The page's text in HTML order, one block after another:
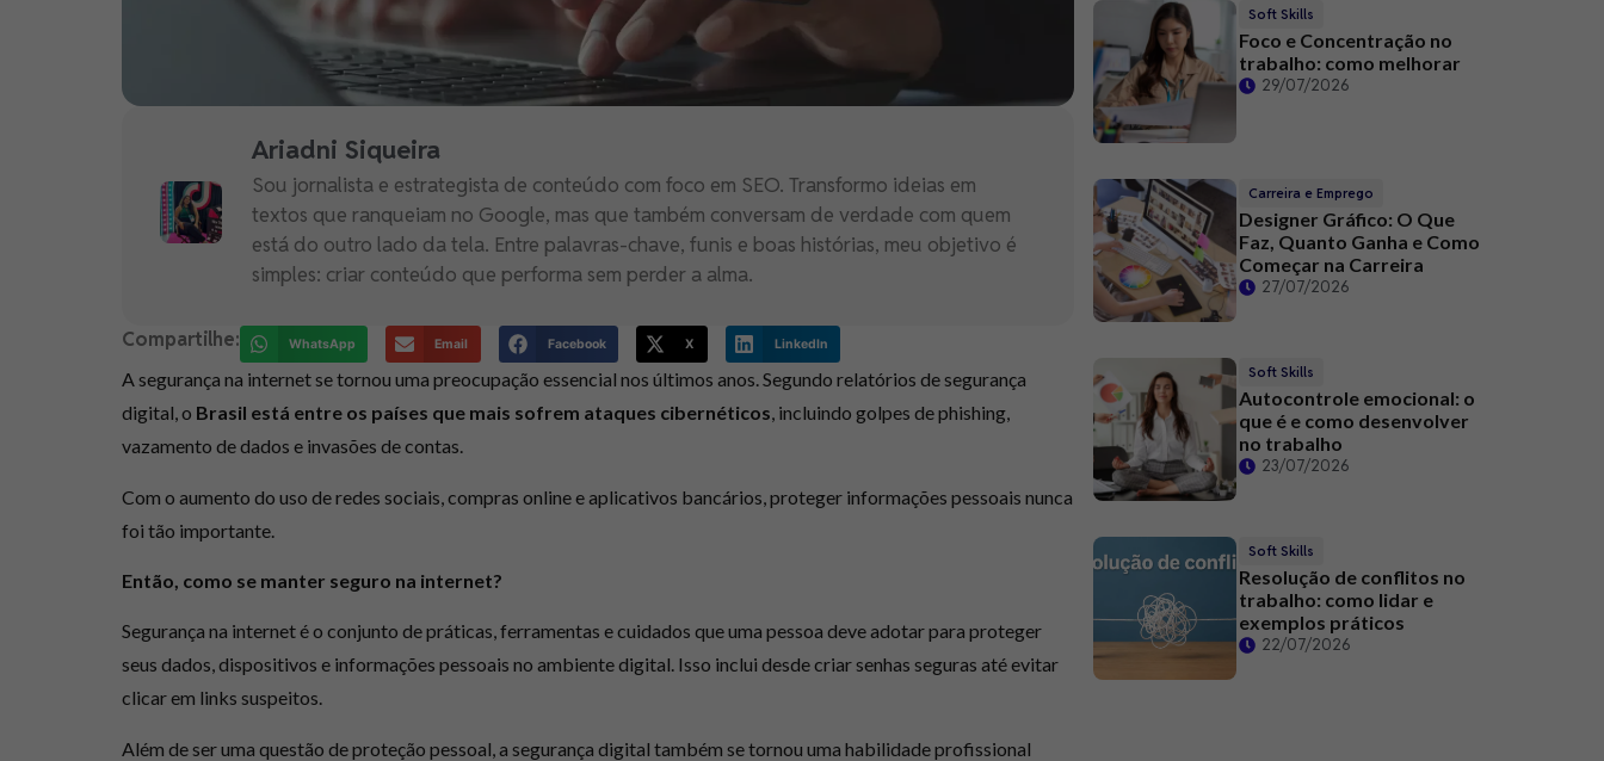
Ariadni Siqueira
Sou jornalista e estrategista de conteúdo com foco em SEO. Transformo ideias em
textos que ranqueiam no Google, mas que também conversam de verdade com quem
está do outro lado da tela. Entre palavras-chave, funis e boas histórias, meu objetivo é
simples: criar conteúdo que performa sem perder a alma.
Compartilhe: WhatsApp Email Facebook X LinkedIn
A segurança na internet se tornou uma preocupação essencial nos últimos anos. Segundo relatórios de segurança
digital, o Brasil está entre os países que mais sofrem ataques cibernéticos, incluindo golpes de phishing,
vazamento de dados e invasões de contas.
Com o aumento do uso de redes sociais, compras online e aplicativos bancários, proteger informações pessoais nunca
foi tão importante.
Então, como se manter seguro na internet?
Segurança na internet é o conjunto de práticas, ferramentas e cuidados que uma pessoa deve adotar para proteger
seus dados, dispositivos e informações pessoais no ambiente digital. Isso inclui desde criar senhas seguras até evitar
clicar em links suspeitos.
Além de ser uma questão de proteção pessoal, a segurança digital também se tornou uma habilidade profissional
Soft Skills
Foco e Concentração no
trabalho: como melhorar
29/07/2026
Carreira e Emprego
Designer Gráfico: O Que
Faz, Quanto Ganha e Como
Começar na Carreira
27/07/2026
Soft Skills
Autocontrole emocional: o
que é e como desenvolver
no trabalho
23/07/2026
Soft Skills
Resolução de conflitos no
trabalho: como lidar e
exemplos práticos
22/07/2026